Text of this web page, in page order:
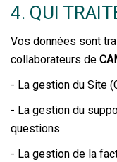
4. QUI
Vos données sont
collaborateurs de
- La gestion du Site
- La gestion du
questions
- La gestion de la